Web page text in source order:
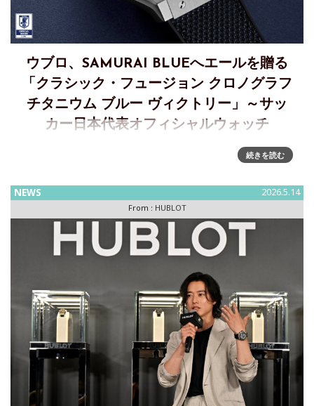
ウブロ、SAMURAI BLUEへエールを贈る
「クラシック・フュージョン クロノグラフ
チタニウム ブルー ヴィクトリー」～サッ
カー日本代表オフィシャルウォッチ
世界の舞台へ挑むSAMURAI BLUEへエール～サッカー日本代
表オフィシャルウォッチ「クラシック・フュージョン クロノ
続きを読む
NEWS 2026.5.14
From : HUBLOT